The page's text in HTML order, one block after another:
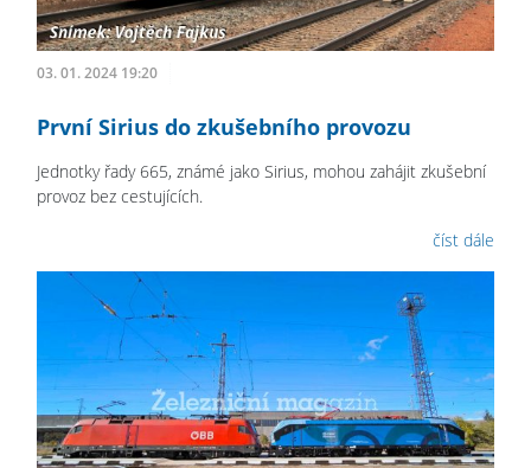
03. 01. 2024 19:20
První Sirius do zkušebního provozu
Jednotky řady 665, známé jako Sirius, mohou zahájit zkušební
provoz bez cestujících.
číst dále